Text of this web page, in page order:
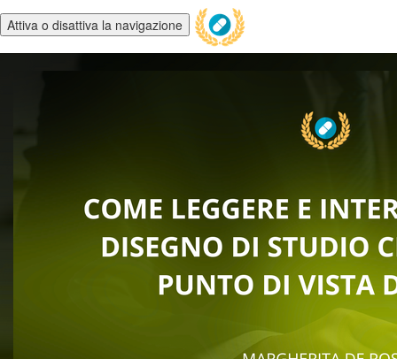
Attiva o disattiva la navigazione